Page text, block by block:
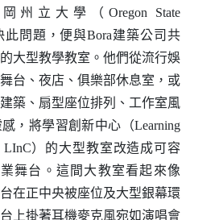
州立大學（Oregon State
此問題，便與Bora建築公司共
大型教學教室。他們從流行娛
台、夜店、俱樂部休息室，或
築、扇型座位排列、工作室風
，將學習創新中心（Learning
LInC）的大型教室改造成可容
舞台。這間大教室看起來像
在正中央被座位及大型銀幕環
上掛著耳機麥克風宛如演唱會